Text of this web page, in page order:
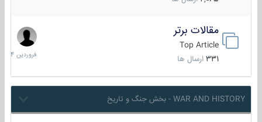
مقالات برتر
Top Article
331 ارسال ها
29
فروردین
1404
WAR AND HISTORY - بخش جنگ و تاریخ